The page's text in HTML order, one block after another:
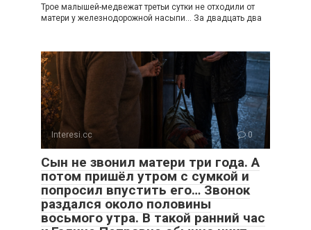
Трое малышей-медвежат третьи сутки не отходили от
матери у железнодорожной насыпи… За двадцать два
Interesi.cc 0
Сын не звонил матери три года. А
потом пришёл утром с сумкой и
попросил впустить его… Звонок
раздался около половины
восьмого утра. В такой ранний час